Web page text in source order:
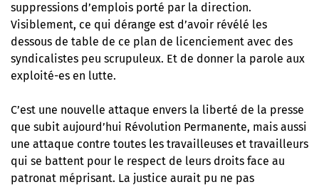
suppressions d’emplois porté par la direction.
Visiblement, ce qui dérange est d’avoir révélé les
dessous de table de ce plan de licenciement avec des
syndicalistes peu scrupuleux. Et de donner la parole aux
exploité-es en lutte.
C’est une nouvelle attaque envers la liberté de la presse
que subit aujourd’hui Révolution Permanente, mais aussi
une attaque contre toutes les travailleuses et travailleurs
qui se battent pour le respect de leurs droits face au
patronat méprisant. La justice aurait pu ne pas